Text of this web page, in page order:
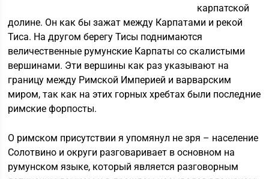
карпатской
долине. Он как бы зажат между Карпатами и рекой
Тиса. На другом берегу Тисы поднимаются
величественные румунские Карпаты со скалистыми
вершинами. Эти вершины как раз указывают на
границу между Римской Империей и варварским
миром, так как на этих горных хребтах были последние
римские форпосты.
О римском присутствии я упомянул не зря – население
Солотвино и округи разговаривает в основном на
румунском языке, который является разговорным